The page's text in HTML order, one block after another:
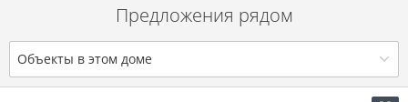
Предложения рядом
Объекты в этом доме